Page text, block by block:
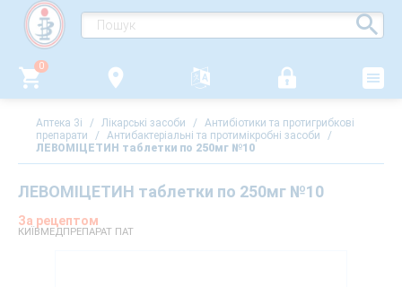
0
Аптека 3i / Лікарські засоби / Антибіотики та протигрибкові
препарати
/ Антибактеріальні та протимікробні засоби
/
ЛЕВОМІЦЕТИН таблетки по 250мг №10
ЛЕВОМІЦЕТИН таблетки по 250мг №10
За рецептом
КИЇВМЕДПРЕПАРАТ ПАТ